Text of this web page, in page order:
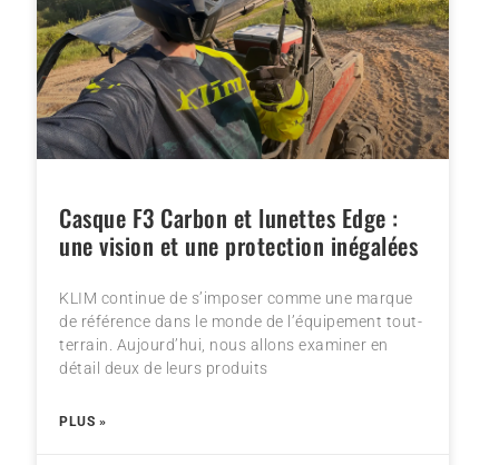
Casque F3 Carbon et lunettes Edge :
une vision et une protection inégalées
KLIM continue de s’imposer comme une marque
de référence dans le monde de l’équipement tout-
terrain. Aujourd’hui, nous allons examiner en
détail deux de leurs produits
PLUS »